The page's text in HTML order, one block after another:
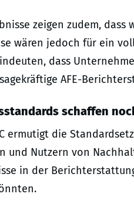
zeigen zudem,
wären jedoch für ein
dass
AFE-
schaffen
ermutigt die
und Nutzern von
in der